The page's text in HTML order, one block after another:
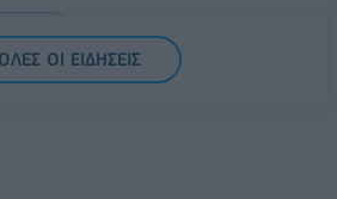
ΟΛΕΣ ΟΙ ΕΙΔΗΣΕΙΣ